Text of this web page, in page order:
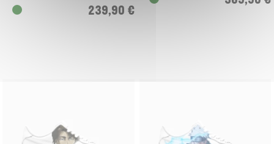
239,90 €